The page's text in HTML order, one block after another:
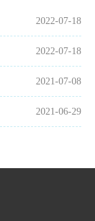
2022-07-18
2022-07-18
2021-07-08
2021-06-29